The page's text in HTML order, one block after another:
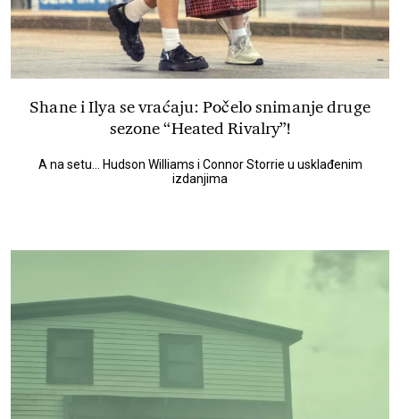
Shane i Ilya se vraćaju: Počelo snimanje druge
sezone “Heated Rivalry”!
A na setu... Hudson Williams i Connor Storrie u usklađenim
izdanjima